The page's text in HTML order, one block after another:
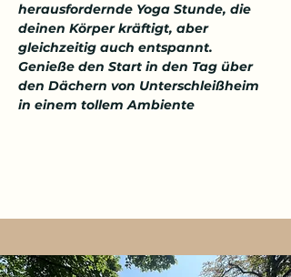
herausfordernde Yoga Stunde, die
deinen Körper kräftigt, aber
gleichzeitig auch entspannt.
Genieße den Start in den Tag über
den Dächern von Unterschleißheim
in einem tollem Ambiente